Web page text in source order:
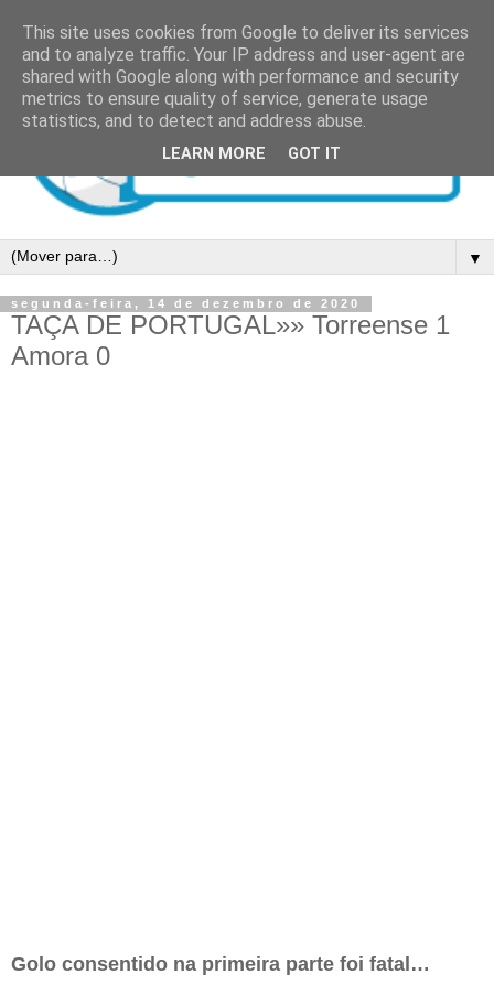
▼
segunda-feira, 14 de dezembro de 2020
TAÇA DE PORTUGAL»» Torreense 1
Amora 0
Golo consentido na primeira parte foi fatal…
This site uses cookies from Google to deliver its services
and to analyze traffic. Your IP address and user-agent are
shared with Google along with performance and security
metrics to ensure quality of service, generate usage
statistics, and to detect and address abuse.
LEARN MORE GOT IT